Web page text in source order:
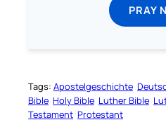
PRAY
Tags: Apostelgeschichte
Bible Holy Bible Luther Bible
Testament Protestant